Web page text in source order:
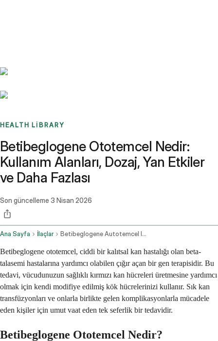
HEALTH LIBRARY
Betibeglogene Ototemcel Nedir:
Kullanım Alanları, Dozaj, Yan Etkiler
ve Daha Fazlası
Son güncelleme 3 Nisan 2026
Ana Sayfa İlaçlar Betibeglogene Autotemcel Intravenous Route
Betibeglogene ototemcel, ciddi bir kalıtsal kan hastalığı olan beta-
talasemi hastalarına yardımcı olabilen çığır açan bir gen terapisidir. Bu
tedavi, vücudunuzun sağlıklı kırmızı kan hücreleri üretmesine yardımcı
olmak için kendi modifiye edilmiş kök hücrelerinizi kullanır. Sık kan
transfüzyonları ve onlarla birlikte gelen komplikasyonlarla mücadele
eden kişiler için umut vaat eden tek seferlik bir tedavidir.
Betibeglogene Ototemcel Nedir?